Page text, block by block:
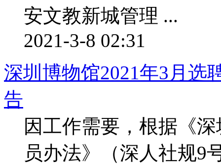
安文教新城管理 ...
2021-3-8 02:31
深圳博物馆2021年3月选
告
因工作需要，根据《
员办法》（深人社规9